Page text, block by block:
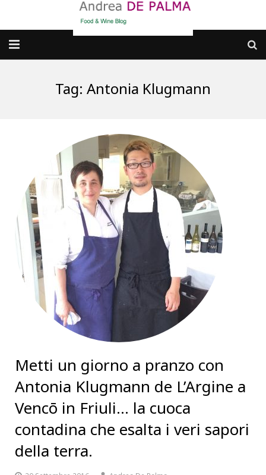
dove MANGIARE
cosa CUCINARE
dove ANDARE
Punti di vista e approfondimenti
Contatti
Tag: Antonia Klugmann
Metti un giorno a pranzo con
Antonia Klugmann de L’Argine a
Vencō in Friuli… la cuoca
contadina che esalta i veri sapori
della terra.